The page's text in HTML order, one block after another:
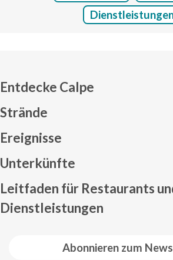
Abonnieren zum
Entdecke Calpe
Strände
Ereignisse
Unterkünfte
Leitfaden für Restaurants
Dienstleistungen